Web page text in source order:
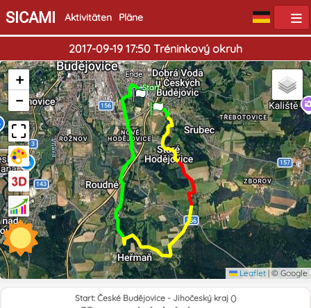
SICAMI Aktivitäten Pläne
2017-09-19 17:50 Tréninkový okruh
Start
Ende
+
−
Leaflet |© Google
Start: České Budějovice - Jihočeský kraj ()